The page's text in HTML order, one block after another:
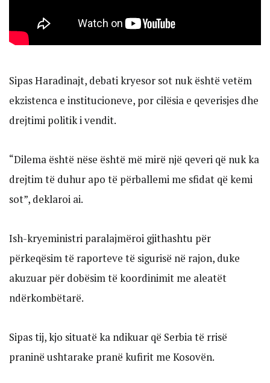
Sipas Haradinajt, debati kryesor sot nuk është vetëm
ekzistenca e institucioneve, por cilësia e qeverisjes dhe
drejtimi politik i vendit.
“Dilema është nëse është më mirë një qeveri që nuk ka
drejtim të duhur apo të përballemi me sfidat që kemi
sot”, deklaroi ai.
Ish-kryeministri paralajmëroi gjithashtu për
përkeqësim të raporteve të sigurisë në rajon, duke
akuzuar për dobësim të koordinimit me aleatët
ndërkombëtarë.
Sipas tij, kjo situatë ka ndikuar që Serbia të rrisë
praninë ushtarake pranë kufirit me Kosovën.